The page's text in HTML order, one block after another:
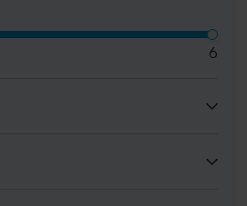
6